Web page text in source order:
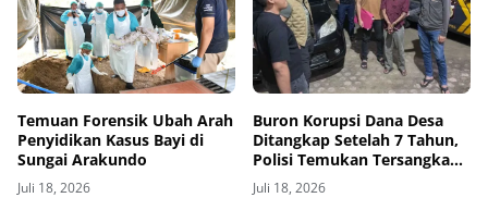
Temuan Forensik Ubah Arah
Penyidikan Kasus Bayi di
Sungai Arakundo
Juli 18, 2026
Buron Korupsi Dana Desa
Ditangkap Setelah 7 Tahun,
Polisi Temukan Tersangka
Bersembunyi sebagai Petani
Kopi
Juli 18, 2026